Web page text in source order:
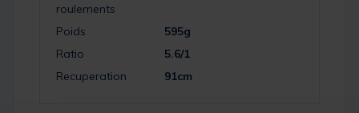
roulements
Poids
595g
Ratio
5.6/1
Recuperation
91cm